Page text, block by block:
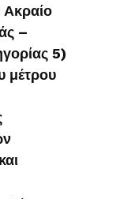
Ακραίο
–
5)
μέτρου